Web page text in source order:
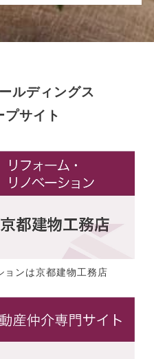
ルディングス
プサイト
ョンは京都建物工務店